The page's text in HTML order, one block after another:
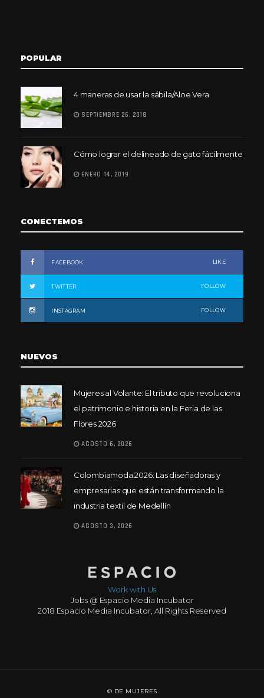
POPULAR
4 maneras de usar la sábila/Aloe Vera
SEPTIEMBRE 26, 2018
Cómo lograr el delineado de gato fácilmente
ENERO 14, 2019
CONECTEMOS
FACEBOOK LIKE
TWITTER FOLLOW
INSTAGRAM FOLLOW
NUEVOS
Mujeres al Volante: El tributo que revoluciona
el patrimonio e historia en la Feria de las
Flores 2026
AGOSTO 6, 2026
Colombiamoda 2026: Las diseñadoras y
empresarias que están transformando la
industria textil de Medellín
AGOSTO 3, 2026
Work with Us
Jobs @ Espacio Media Incubator
2018 Espacio Media Incubator, All Rights Reserved
© DE MUJERES